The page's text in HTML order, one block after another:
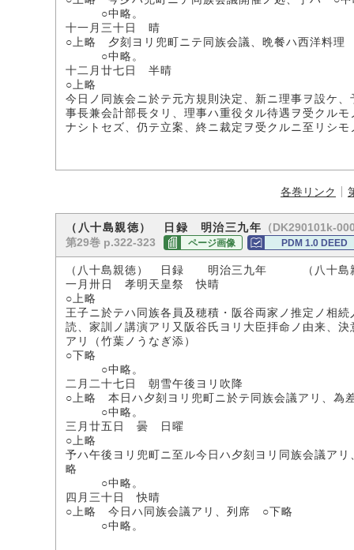
○中略。
十一月三十日 晴
○上略 夕刻ヨリ兜町ニテ同族会議、晩餐ハ西洋料
○中略。
十二月廿七日 半晴
○上略
今日ノ同族会ニ於テ元方規則決定、新ニ理事ヲ設ケ
事長兼会計部長タリ、理事ハ重役タル待遇ヲ受クル
ナシトセズ、仍テ立案、終ニ裁定ヲ受クルニ至リシモ
各巻リンク
（八十島親徳） 日録 明治三九年 （DK290101k-
第29巻 p.322-323
ページ画像 PDM 1.0 DEED
（八十島親徳） 日録 明治三九年 （八十島
一月卅日 孝明天皇祭 快晴
○上略
王子ニ於テハ同族各員及穂積・阪谷両家ノ推定ノ相
読、家訓ノ講演アリ又阪谷氏ヨリ大臣拝命ノ由来、
アリ（竹葉ノうなぎ添）
○下略
○中略。
二月二十七日 朝雪午後ヨリ吹降
○上略 本日ハ夕刻ヨリ兜町ニ於テ同族会議アリ、為
○中略。
三月廿五日 曇 日曜
○上略
予ハ午後ヨリ兜町ニ至ル今日ハ夕刻ヨリ同族会議ア
略
○中略。
四月三十日 快晴
○上略 今日ハ同族会議アリ、列席 ○下略
○中略。